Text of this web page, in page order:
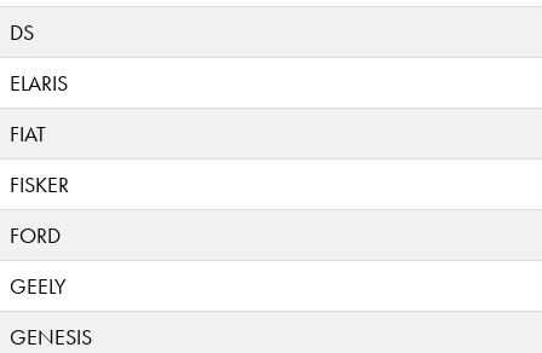
DS
ELARIS
FIAT
FISKER
FORD
GEELY
GENESIS